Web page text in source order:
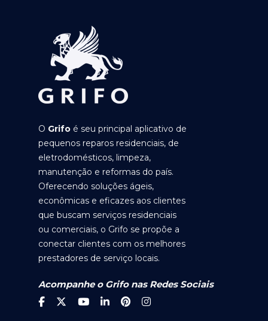
O Grifo é seu principal aplicativo de
pequenos reparos residenciais, de
eletrodomésticos, limpeza,
manutenção e reformas do país.
Oferecendo soluções ágeis,
econômicas e eficazes aos clientes
que buscam serviços residenciais
ou comerciais, o Grifo se propõe a
conectar clientes com os melhores
prestadores de serviço locais.
Acompanhe o Grifo nas Redes Sociais